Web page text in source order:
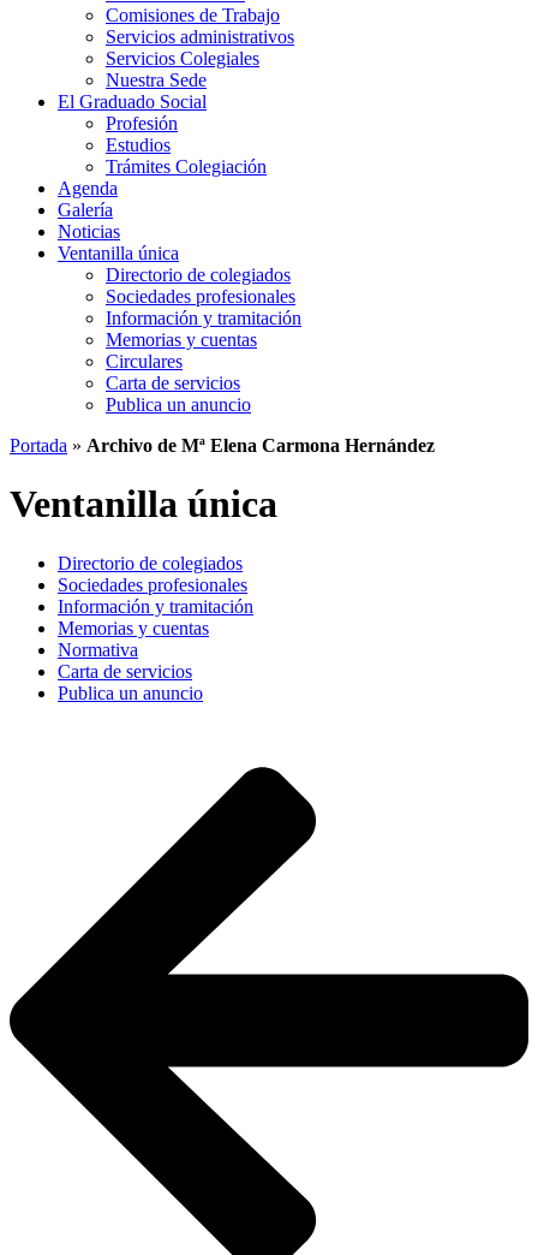
Comisiones de Trabajo
Servicios administrativos
Servicios Colegiales
Nuestra Sede
El Graduado Social
Profesión
Estudios
Trámites Colegiación
Agenda
Galería
Noticias
Ventanilla única
Directorio de colegiados
Sociedades profesionales
Información y tramitación
Memorias y cuentas
Circulares
Carta de servicios
Publica un anuncio
Portada » Archivo de Mª Elena Carmona Hernández
Ventanilla única
Directorio de colegiados
Sociedades profesionales
Información y tramitación
Memorias y cuentas
Normativa
Carta de servicios
Publica un anuncio